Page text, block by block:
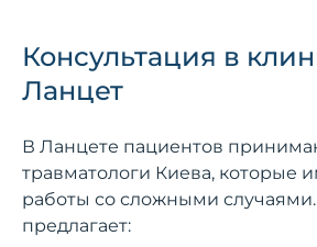
Консультация в
Ланцет
В Ланцете пациентов
травматологи Киева, которые
работы со сложными
предлагает: